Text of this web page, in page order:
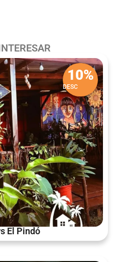
10%
DESC
El Pindó